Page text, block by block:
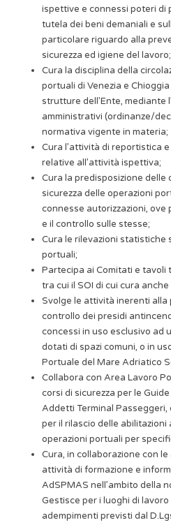
ispettive e connessi poteri di
tutela dei beni demaniali e
particolare riguardo alla
sicurezza ed igiene del lavoro;
Cura la disciplina della
portuali di Venezia e
strutture dell’Ente, mediante
amministrativi (ordinanze/
normativa vigente in materia;
Cura l’attività di reportistica
relative all’attività ispettiva;
Cura la predisposizione delle
sicurezza delle operazioni
connesse autorizzazioni, ove
e il controllo sulle stesse;
Cura le rilevazioni statistiche
portuali;
Partecipa ai Comitati e tavoli
tra cui il SOI di cui cura
Svolge le attività inerenti alla
controllo dei presidi
concessi in uso esclusivo ad
dotati di spazi comuni, o in
Portuale del Mare Adriatico
Collabora con Area Lavoro
corsi di sicurezza per le
Addetti Terminal Passeggeri,
per il rilascio delle abilitazioni
operazioni portuali per
Cura, in collaborazione con
attività di formazione e
AdSPMAS nell’ambito della
Gestisce per i luoghi di
adempimenti previsti dal